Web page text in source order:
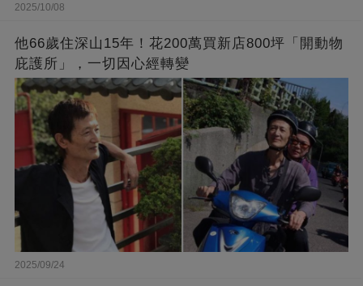
2025/10/08
他66歲住深山15年！花200萬買新店800坪「開動物
庇護所」，一切因心經轉變
2025/09/24